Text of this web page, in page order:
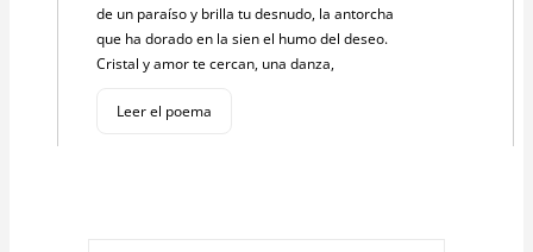
de un paraíso y brilla tu desnudo, la antorcha
que ha dorado en la sien el humo del deseo.
Cristal y amor te cercan, una danza,
Leer el poema